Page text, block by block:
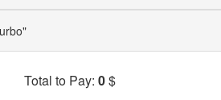
Total to Pay: 0$